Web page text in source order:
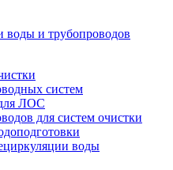
воды и трубопроводов
систем
ЛОС
для систем очистки
воды